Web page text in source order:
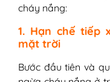
cháy nắng:
1. Hạn chế tiếp
mặt trời
Bước đầu tiên và